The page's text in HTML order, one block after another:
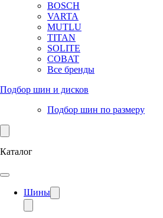
BOSCH
VARTA
MUTLU
TITAN
SOLITE
COBAT
Все бренды
Подбор шин и дисков
Подбор шин по размеру
Каталог
Шины